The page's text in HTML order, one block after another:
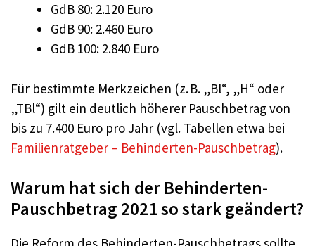
GdB 80: 2.120 Euro
GdB 90: 2.460 Euro
GdB 100: 2.840 Euro
Für bestimmte Merkzeichen (z. B. „Bl“, „H“ oder
„TBl“) gilt ein deutlich höherer Pauschbetrag von
bis zu 7.400 Euro pro Jahr (vgl. Tabellen etwa bei
Familienratgeber – Behinderten-Pauschbetrag).
Warum hat sich der Behinderten-
Pauschbetrag 2021 so stark geändert?